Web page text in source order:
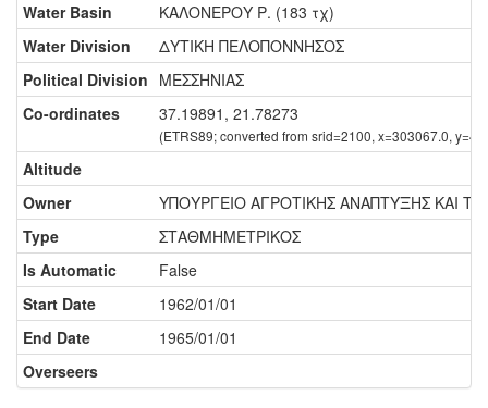
Water Basin
ΚΑΛΟΝΕΡΟΥ Ρ. (183 τχ)
Water Division
ΔΥΤΙΚΗ ΠΕΛΟΠΟΝΝΗΣΟΣ
Political Division ΜΕΣΣΗΝΙΑΣ
Co-ordinates
37.19891, 21.78273
(ETRS89; converted from srid=2100, x=303067.0,
Altitude
Owner
ΥΠΟΥΡΓΕΙΟ ΑΓΡΟΤΙΚΗΣ ΑΝΑΠΤΥΞΗΣ ΚΑΙ
Type
ΣΤΑΘΜΗΜΕΤΡΙΚΟΣ
Is Automatic
False
Start Date
1962/01/01
End Date
1965/01/01
Overseers